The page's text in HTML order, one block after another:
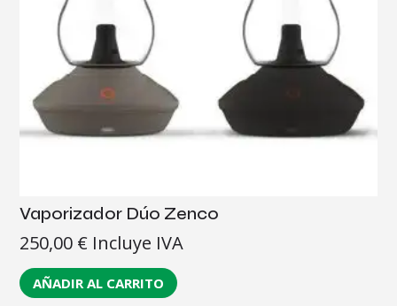
Vaporizador Dúo Zenco
250,00 € Incluye IVA
AÑADIR AL CARRITO